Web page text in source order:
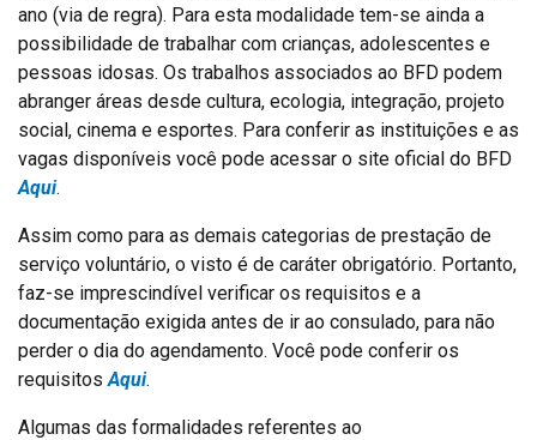
ano (via de regra). Para esta modalidade tem-se ainda a
possibilidade de trabalhar com crianças, adolescentes e
pessoas idosas. Os trabalhos associados ao BFD podem
abranger áreas desde cultura, ecologia, integração, projeto
social, cinema e esportes. Para conferir as instituições e as
vagas disponíveis você pode acessar o site oficial do BFD
Aqui.
Assim como para as demais categorias de prestação de
serviço voluntário, o visto é de caráter obrigatório. Portanto,
faz-se imprescindível verificar os requisitos e a
documentação exigida antes de ir ao consulado, para não
perder o dia do agendamento. Você pode conferir os
requisitosAqui.
Algumas das formalidades referentes ao